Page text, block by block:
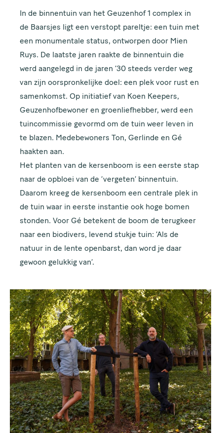
In de binnentuin van het Geuzenhof 1 complex in
de Baarsjes ligt een verstopt pareltje: een tuin met
een monumentale status, ontworpen door Mien
Ruys. De laatste jaren raakte de binnentuin die
werd aangelegd in de jaren ’30 steeds verder weg
van zijn oorspronkelijke doel: een plek voor rust en
samenkomst. Op initiatief van Koen Keepers,
Geuzenhofbewoner en groenliefhebber, werd een
tuincommissie gevormd om de tuin weer leven in
te blazen. Medebewoners Ton, Gerlinde en Gé
haakten aan.
Het planten van de kersenboom is een eerste stap
naar de opbloei van de ‘vergeten’ binnentuin.
Daarom kreeg de kersenboom een centrale plek in
de tuin waar in eerste instantie ook hoge bomen
stonden. Voor Gé betekent de boom de terugkeer
naar een biodivers, levend stukje tuin: ‘Als de
natuur in de lente openbarst, dan word je daar
gewoon gelukkig van’.